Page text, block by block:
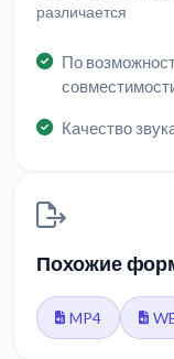
различается
По
Качество
Похожие
MP4